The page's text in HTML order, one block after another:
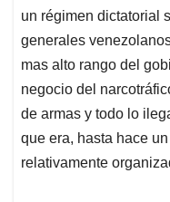
un régimen dictatorial
generales
mas alto rango del
negocio del
de armas y todo lo
que era, hasta hace
relativamente